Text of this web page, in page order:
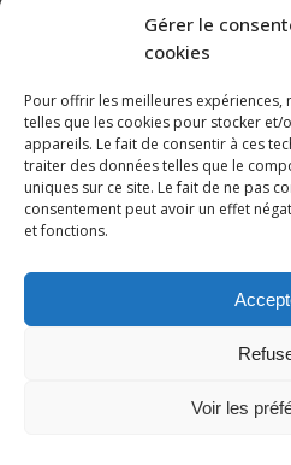
Gérer le
cookies
Pour offrir les meilleures
telles que les cookies pour stocker
appareils. Le fait de consentir à ces
traiter des données telles que le
uniques sur ce site. Le fait de ne pas
consentement peut avoir un effet
et fonctions.
Voir les
09 82 63 51 79
Conception et référencement
internet sans
Plan du